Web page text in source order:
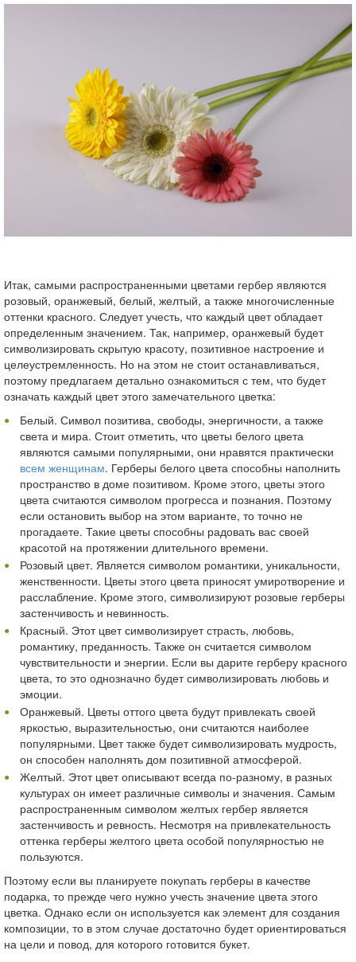
Итак, самыми распространенными цветами гербер являются
розовый, оранжевый, белый, желтый, а также многочисленные
оттенки красного. Следует учесть, что каждый цвет обладает
определенным значением. Так, например, оранжевый будет
символизировать скрытую красоту, позитивное настроение и
целеустремленность. Но на этом не стоит останавливаться,
поэтому предлагаем детально ознакомиться с тем, что будет
означать каждый цвет этого замечательного цветка:
Белый. Символ позитива, свободы, энергичности, а также
света и мира. Стоит отметить, что цветы белого цвета
являются самыми популярными, они нравятся практически
всем женщинам. Герберы белого цвета способны наполнить
пространство в доме позитивом. Кроме этого, цветы этого
цвета считаются символом прогресса и познания. Поэтому
если остановить выбор на этом варианте, то точно не
прогадаете. Такие цветы способны радовать вас своей
красотой на протяжении длительного времени.
Розовый цвет. Является символом романтики, уникальности,
женственности. Цветы этого цвета приносят умиротворение и
расслабление. Кроме этого, символизируют розовые герберы
застенчивость и невинность.
Красный. Этот цвет символизирует страсть, любовь,
романтику, преданность. Также он считается символом
чувствительности и энергии. Если вы дарите герберу красного
цвета, то это однозначно будет символизировать любовь и
эмоции.
Оранжевый. Цветы оттого цвета будут привлекать своей
яркостью, выразительностью, они считаются наиболее
популярными. Цвет также будет символизировать мудрость,
он способен наполнять дом позитивной атмосферой.
Желтый. Этот цвет описывают всегда по-разному, в разных
культурах он имеет различные символы и значения. Самым
распространенным символом желтых гербер является
застенчивость и ревность. Несмотря на привлекательность
оттенка герберы желтого цвета особой популярностью не
пользуются.
Поэтому если вы планируете покупать герберы в качестве
подарка, то прежде чего нужно учесть значение цвета этого
цветка. Однако если он используется как элемент для создания
композиции, то в этом случае достаточно будет ориентироваться
на цели и повод, для которого готовится букет.